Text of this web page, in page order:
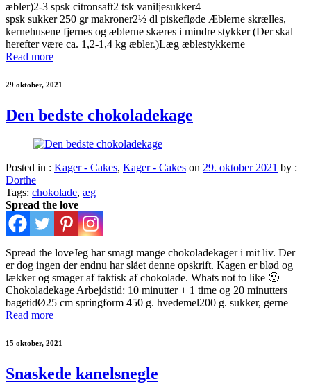
æbler)2-3 spsk citronsaft2 tsk vaniljesukker4
spsk sukker 250 gr makroner2½ dl piskefløde Æblerne skrælles,
kernehusene fjernes og æblerne skæres i mindre stykker (Der skal
herefter være ca. 1,2-1,4 kg æbler.)Læg æblestykkerne
Read more
29 oktober, 2021
Den bedste chokoladekage
Posted in : Kager - Cakes, Kager - Cakes on 29. oktober 2021 by :
Dorthe
Tags: chokolade, æg
Spread the love
Spread the loveJeg har smagt mange chokoladekager i mit liv. Der
er dog ingen der endnu har slået denne opskrift. Kagen er blød og
lækker og smager af faktisk af chokolade. Whats not to like 🙂
Chokoladekage Arbejdstid: 10 minutter + 1 time og 20 minutters
bagetidØ25 cm springform 450 g. hvedemel200 g. sukker, gerne
Read more
15 oktober, 2021
Snaskede kanelsnegle